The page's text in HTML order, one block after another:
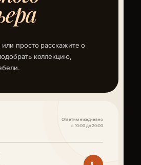
просто расскажите о
коллекцию,
Ответим ежедневно
с 10:00 до 20:00